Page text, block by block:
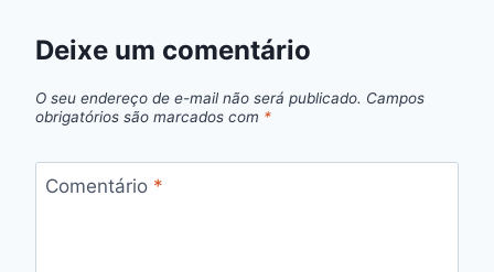
Deixe um comentário
O seu endereço de e-mail não será publicado. Campos
obrigatórios são marcados com *
Comentário *